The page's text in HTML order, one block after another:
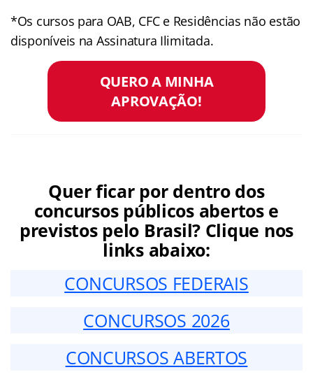
*Os cursos para OAB, CFC e Residências não estão
disponíveis na Assinatura Ilimitada.
QUERO A MINHA
APROVAÇÃO!
Quer ficar por dentro dos
concursos públicos abertos e
previstos pelo Brasil? Clique nos
links abaixo:
CONCURSOS FEDERAIS
CONCURSOS 2026
CONCURSOS ABERTOS